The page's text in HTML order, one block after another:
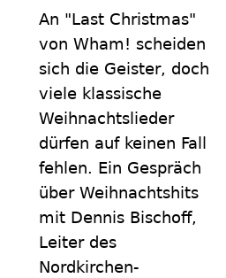
An "Last Christmas"
von Wham! scheiden
sich die Geister, doch
viele klassische
Weihnachtslieder
dürfen auf keinen Fall
fehlen. Ein Gespräch
über Weihnachtshits
mit Dennis Bischoff,
Leiter des
Nordkirchen-